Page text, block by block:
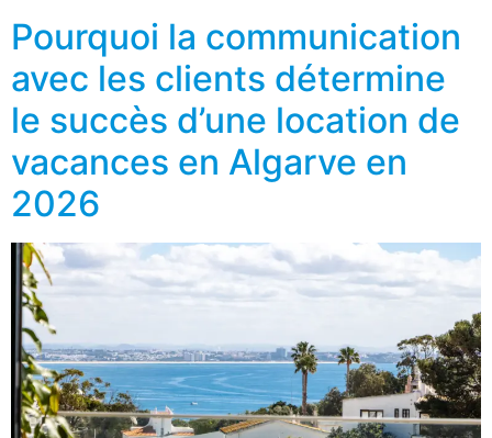
Pourquoi la communication
avec les clients détermine
le succès d’une location de
vacances en Algarve en
2026